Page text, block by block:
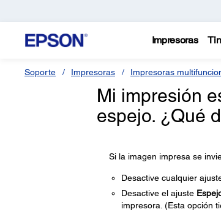
Impresoras
Soporte Impresoras Impresoras
Mi impresión
espejo. ¿Qué
Si la imagen impresa se
Desactive cualquier
Desactive el ajuste
impresora. (Esta opción